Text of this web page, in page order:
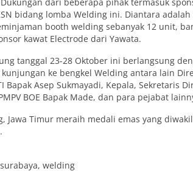
bidang lomba Welding ini. Diantara adalah
booth welding sebanyak 12 unit,
kawat Electrode dari Yawata.
tanggal 23-28 Oktober ini berlangsung
ke bengkel Welding antara lain
Bapak Asep Sukmayadi, Kepala, Sekretaris
BOE Bapak Made, dan para pejabat
Jawa Timur meraih medali emas yang
, welding